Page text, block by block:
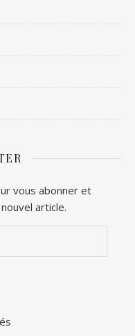
vous abonner et
article.